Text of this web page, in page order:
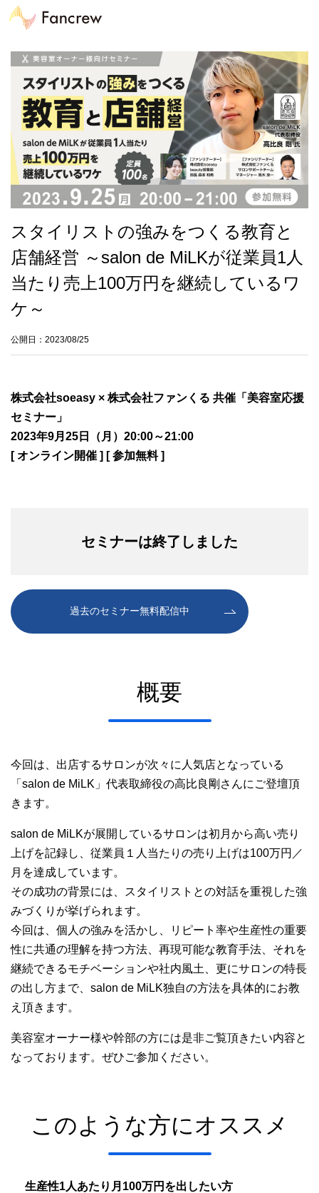
スタイリストの強みをつくる教育と
店舗経営 ～salon de MiLKが従業員1人
当たり売上100万円を継続しているワ
ケ～
公開日：2023/08/25
株式会社soeasy × 株式会社ファンくる 共催「美容室応援
セミナー」
2023年9月25日（月）20:00～21:00
[ オンライン開催 ] [ 参加無料 ]
セミナーは終了しました
過去のセミナー無料配信中
概要
今回は、出店するサロンが次々に人気店となっている
「salon de MiLK」代表取締役の高比良剛さんにご登壇頂
きます。
salon de MiLKが展開しているサロンは初月から高い売り
上げを記録し、従業員１人当たりの売り上げは100万円／
月を達成しています。
その成功の背景には、スタイリストとの対話を重視した強
みづくりが挙げられます。
今回は、個人の強みを活かし、リピート率や生産性の重要
性に共通の理解を持つ方法、再現可能な教育手法、それを
継続できるモチベーションや社内風土、更にサロンの特長
の出し方まで、salon de MiLK独自の方法を具体的にお教
え頂きます。
美容室オーナー様や幹部の方には是非ご覧頂きたい内容と
なっております。ぜひご参加ください。
このような方にオススメ
生産性1人あたり月100万円を出したい方